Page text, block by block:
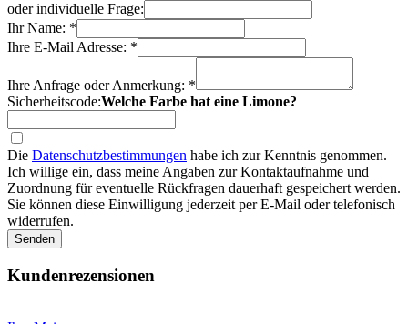
oder individuelle Frage:
Ihr Name: *
Ihre E-Mail Adresse: *
Ihre Anfrage oder Anmerkung: *
Sicherheitscode:Welche Farbe hat eine Limone?
Die Datenschutzbestimmungen habe ich zur Kenntnis genommen.
Ich willige ein, dass meine Angaben zur Kontaktaufnahme und
Zuordnung für eventuelle Rückfragen dauerhaft gespeichert werden.
Sie können diese Einwilligung jederzeit per E-Mail oder telefonisch
widerrufen.
Senden
Kundenrezensionen